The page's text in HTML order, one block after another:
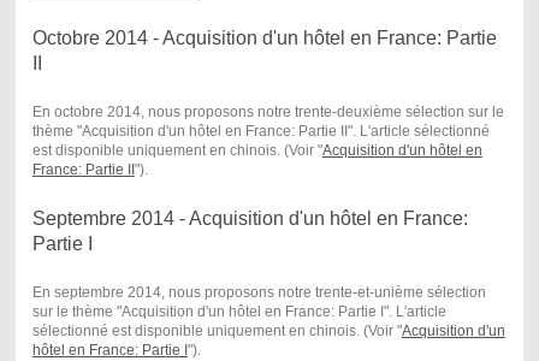
Octobre 2014 - Acquisition d'un hôtel en France: Partie
En octobre 2014, nous proposons notre trente-deuxième sélection sur le
thème "Acquisition d'un hôtel en France: Partie II". L'article sélectionné
est disponible uniquement en chinois. (Voir "Acquisition d'un hôtel en
France: Partie II ") .
Septembre 2014 - Acquisition d'un hôtel en France:
Partie I
En septembre 2014, nous proposons notre trente-et-unième sélection
sur le thème "Acquisition d'un hôtel en France: Partie I". L'article
sélectionné est disponible uniquement en chinois. (Voir "Acquisition d'un
hôtel en France: Partie I ") .